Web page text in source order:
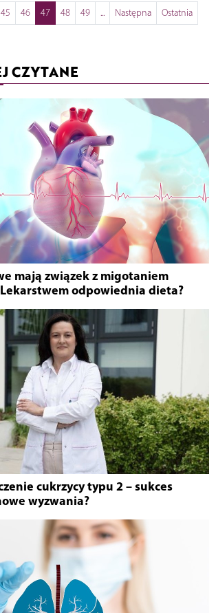
45 46 47 48 49 ... Następna Ostatnia
CZYTANE
mają związek z migotaniem
odpowiednia dieta?
cukrzycy typu 2 – sukces
wyzwania?